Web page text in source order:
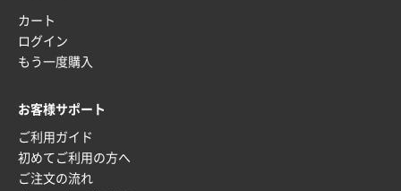
神奈川県S社様
2025年12月16日 10:39
短納期対応が素晴らしい
富山県O社様
カート
ログイン
もう一度購入
お客様サポート
ご利用ガイド
初めてご利用の方へ
ご注文の流れ